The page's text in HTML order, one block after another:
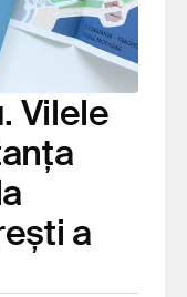
Vilele
a